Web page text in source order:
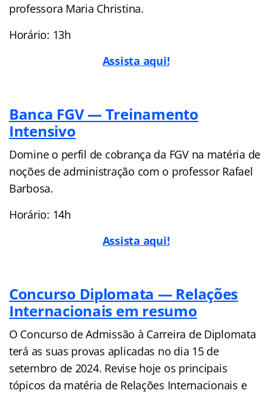
professora Maria Christina.
Horário: 13h
Assista aqui!
Banca FGV — Treinamento
Intensivo
Domine o perfil de cobrança da FGV na matéria de
noções de administração com o professor Rafael
Barbosa.
Horário: 14h
Assista aqui!
Concurso Diplomata — Relações
Internacionais em resumo
O Concurso de Admissão à Carreira de Diplomata
terá as suas provas aplicadas no dia 15 de
setembro de 2024. Revise hoje os principais
tópicos da matéria de Relações Internacionais e